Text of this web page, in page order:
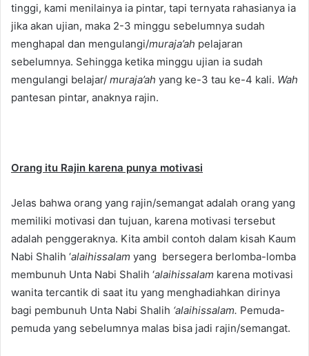
tinggi, kami menilainya ia pintar, tapi ternyata rahasianya ia
jika akan ujian, maka 2-3 minggu sebelumnya sudah
menghapal dan mengulangi/muraja’ah pelajaran
sebelumnya. Sehingga ketika minggu ujian ia sudah
mengulangi belajar/ muraja’ah yang ke-3 tau ke-4 kali. Wah
pantesan pintar, anaknya rajin.
Orang itu Rajin karena punya motivasi
Jelas bahwa orang yang rajin/semangat adalah orang yang
memiliki motivasi dan tujuan, karena motivasi tersebut
adalah penggeraknya. Kita ambil contoh dalam kisah Kaum
Nabi Shalih ‘alaihissalam yang bersegera berlomba-lomba
membunuh Unta Nabi Shalih ‘alaihissalam karena motivasi
wanita tercantik di saat itu yang menghadiahkan dirinya
bagi pembunuh Unta Nabi Shalih ‘alaihissalam. Pemuda-
pemuda yang sebelumnya malas bisa jadi rajin/semangat.